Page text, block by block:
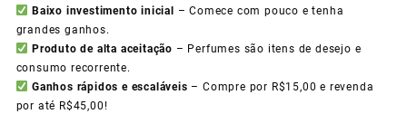
Baixo investimento inicial
– Comece com pouco e tenha
grandes ganhos.
Produto de alta aceitação – Perfumes são itens de desejo e
consumo recorrente.
Ganhos rápidos e escaláveis – Compre por R$15,00 e revenda
por até R$45,00!